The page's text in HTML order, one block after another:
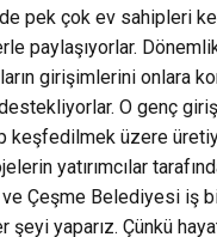
pek çok ev sahipleri
paylaşıyorlar.
girişimlerini onlara
O genç
keşfedilmek üzere
yatırımcılar
Çeşme Belediyesi iş
şeyi yaparız. Çünkü